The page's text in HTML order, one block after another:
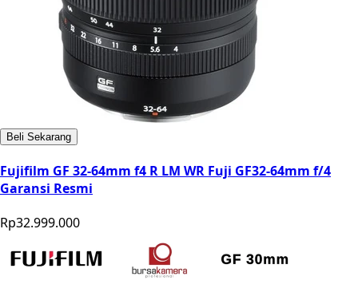
Beli Sekarang
Fujifilm GF 32-64mm f4 R LM WR Fuji GF32-64mm f/4
Garansi Resmi
Rp32.999.000